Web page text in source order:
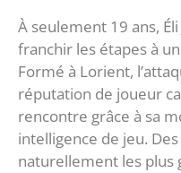
‎À seulement 19 ans,
franchir les étapes à
Formé à Lorient,
réputation de joueur
rencontre grâce à sa
intelligence de jeu.
naturellement les plus